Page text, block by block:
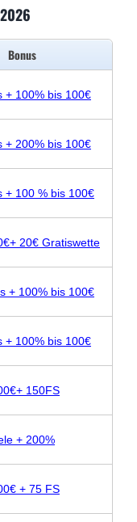
Bonus
+ 100% bis 100€
+ 200% bis 100€
+ 100 % bis 100€
20€ Gratiswette
+ 100% bis 100€
+ 100% bis 100€
150FS
+ 200%
+ 75 FS